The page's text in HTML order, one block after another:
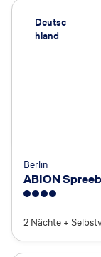
Deutsc
hland
Berlin
ABION
2 Nächte +